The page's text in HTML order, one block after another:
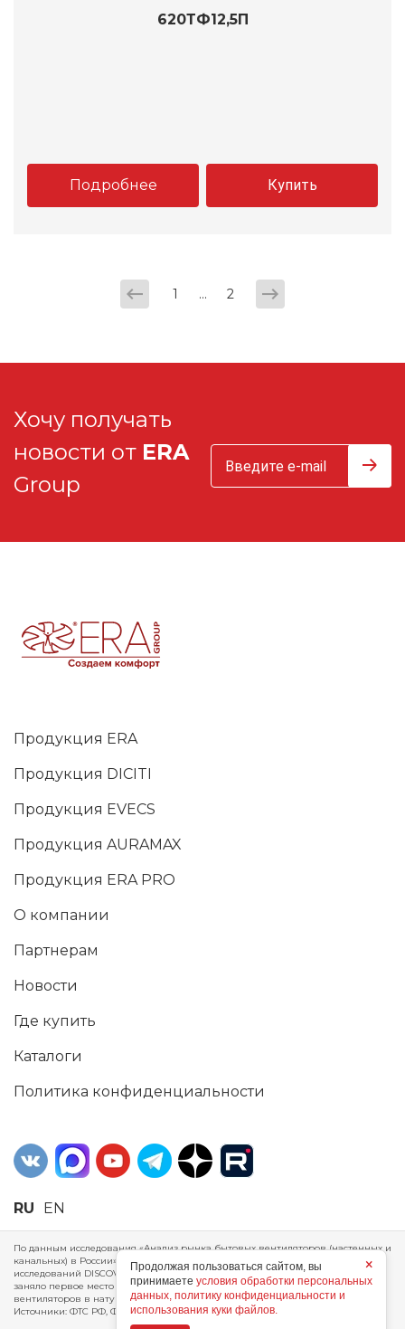
620ТФ12,5П
Подробнее Купить
1 ... 2
Хочу получать
новости от ERA
Group
Продукция ERA
Продукция DICITI
Продукция EVECS
Продукция AURAMAX
Продукция ERA PRO
О компании
Партнерам
Новости
Где купить
Каталоги
Политика конфиденциальности
RU EN
По данным исследования «Анализ рынка бытовых вентиляторов (настенных и
канальных) в России», проведенного Агентством маркетинговых
исследований DISCOVERY RESEARCH Group, 2025 г. ERA Group (ООО «ЭРА»)
заняло первое место по производству, объему продаж и экспорту бытовых
вентиляторов в натуральном и стоимостном выражении за 2024 год.
Источники: ФТС РФ, ФСГС РФ, исследования DISCOVERY RESEARCH Group.
×
Продолжая пользоваться сайтом, вы
принимаете условия обработки персональных
данных, политику конфиденциальности и
использования куки файлов.